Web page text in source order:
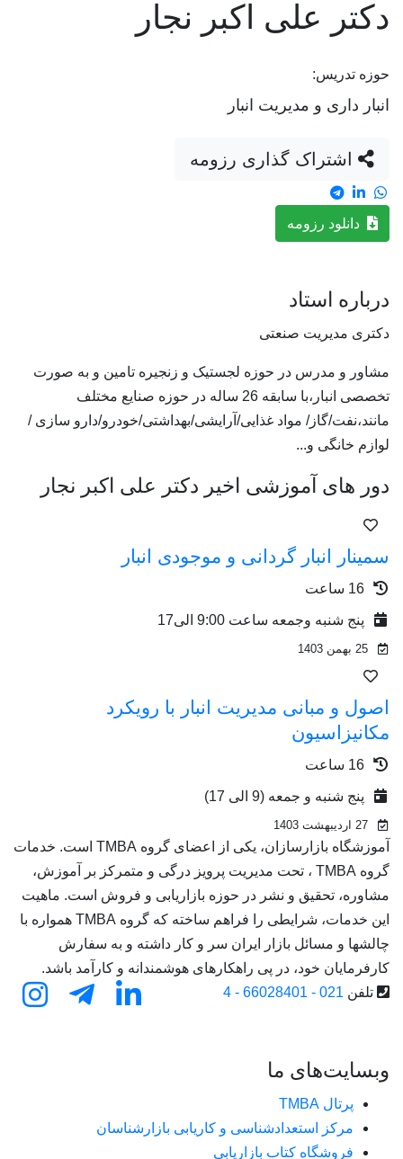
دکتر علی اکبر نجار
حوزه تدریس:
انبار داری و مدیریت انبار
دانلود رزومه
درباره استاد
دکتری مدیریت صنعتی
مشاور و مدرس در حوزه لجستیک و زنجیره تامین و به صورت
تخصصی انبار،با سابقه 26 ساله در حوزه صنایع مختلف
مانند،نفت/گاز/ مواد غذایی/آرایشی/بهداشتی/خودرو/دارو سازی /
لوازم خانگی و...
دور های آموزشی اخیر دکتر علی اکبر نجار
سمینار انبار گردانی و موجودی انبار
پنج شنبه وجمعه ساعت 9:00 الی17
اصول و مبانی مدیریت انبار با رویکرد
مکانیزاسیون
پنج شنبه و جمعه (9 الی 17)
آموزشگاه بازارسازان، یکی از اعضای گروه TMBA است. خدمات
گروه TMBA ، تحت مدیریت پرویز درگی و متمرکز بر آموزش،
مشاوره، تحقیق و نشر در حوزه بازاریابی و فروش است. ماهیت
این خدمات، شرایطی را فراهم ساخته که گروه TMBA همواره با
چالشها و مسائل بازار ایران سر و کار داشته و به سفارش
کارفرمایان خود، در پی راهکارهای هوشمندانه و کارآمد باشد.
تلفن 021 - 66028401 - 4
وبسایت‌های ما
پرتال TMBA
مرکز استعدادشناسی و کاریابی بازارشناسان
فروشگاه کتاب بازاریابی